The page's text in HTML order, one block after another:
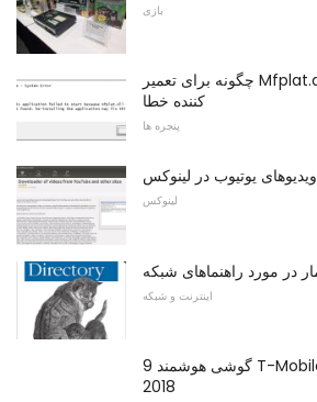
بازی
چگونه برای تعمیر Mfplat.dll یافت نشد و یا گمراه
کننده خطا
پنجره ها
ویدیوهای یوتیوب در لینوکس
لینوکس
در مورد راهنماهای شبکه
اینترنت و شبکه
9 گوشی هوشمند T-Mobile برای خرید در سال
2018